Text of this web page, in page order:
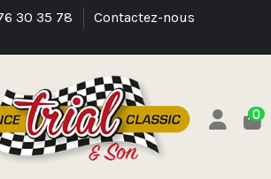
30 35 78
Contactez-nous
0